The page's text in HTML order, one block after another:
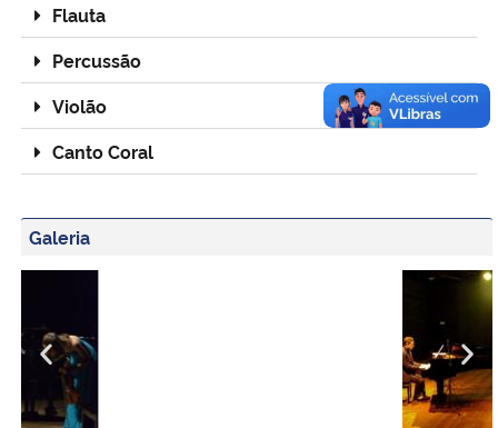
Flauta
Percussão
Violão
Canto Coral
Galeria